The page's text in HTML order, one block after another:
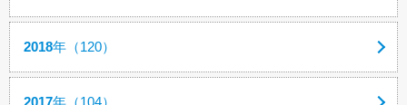
2018年（120）
2017年（104）